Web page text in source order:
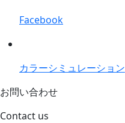
Facebook
カラーシミュレーション
お問い合わせ
Contact us